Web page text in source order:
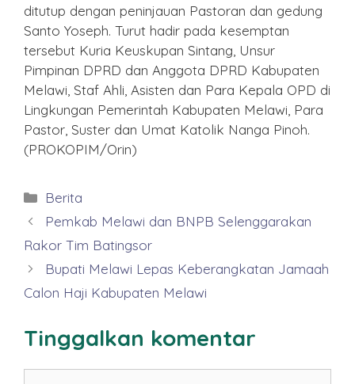
ditutup dengan peninjauan Pastoran dan gedung
Santo Yoseph. Turut hadir pada kesemptan
tersebut Kuria Keuskupan Sintang, Unsur
Pimpinan DPRD dan Anggota DPRD Kabupaten
Melawi, Staf Ahli, Asisten dan Para Kepala OPD di
Lingkungan Pemerintah Kabupaten Melawi, Para
Pastor, Suster dan Umat Katolik Nanga Pinoh.
(PROKOPIM/Orin)
Kategori
Berita
Pemkab Melawi dan BNPB Selenggarakan
Rakor Tim Batingsor
Bupati Melawi Lepas Keberangkatan Jamaah
Calon Haji Kabupaten Melawi
Tinggalkan komentar